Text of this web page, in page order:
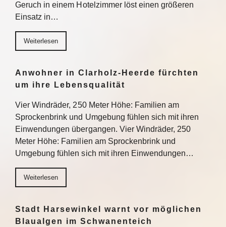
Geruch in einem Hotelzimmer löst einen größeren
Einsatz in…
Weiterlesen
Anwohner in Clarholz-Heerde fürchten
um ihre Lebensqualität
Vier Windräder, 250 Meter Höhe: Familien am
Sprockenbrink und Umgebung fühlen sich mit ihren
Einwendungen übergangen. Vier Windräder, 250
Meter Höhe: Familien am Sprockenbrink und
Umgebung fühlen sich mit ihren Einwendungen…
Weiterlesen
Stadt Harsewinkel warnt vor möglichen
Blaualgen im Schwanenteich